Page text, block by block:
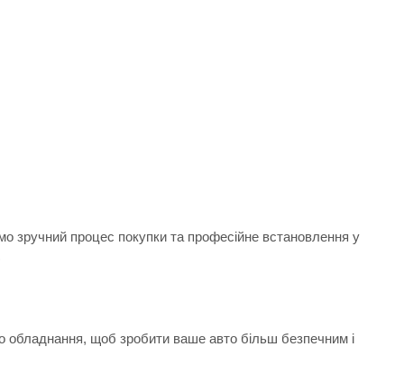
зручний процес покупки та професійне встановлення у
обладнання, щоб зробити ваше авто більш безпечним і